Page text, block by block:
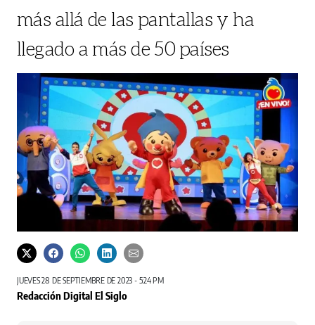
más allá de las pantallas y ha
llegado a más de 50 países
JUEVES 28 DE SEPTIEMBRE DE 2023 - 5:24 PM
Redacción Digital El Siglo